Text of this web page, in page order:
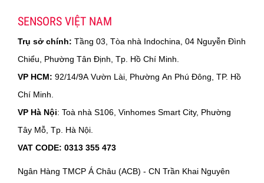
SENSORS VIỆT NAM
Trụ sở chính: Tầng 03, Tòa nhà Indochina, 04 Nguyễn Đình
Chiểu, Phường Tân Định, Tp. Hồ Chí Minh.
VP HCM: 92/14/9A Vườn Lài, Phường An Phú Đông, TP. Hồ
Chí Minh.
VP Hà Nội: Toà nhà S106, Vinhomes Smart City, Phường
Tây Mỗ, Tp. Hà Nội.
VAT CODE: 0313 355 473
Ngân Hàng TMCP Á Châu (ACB) - CN Trần Khai Nguyên